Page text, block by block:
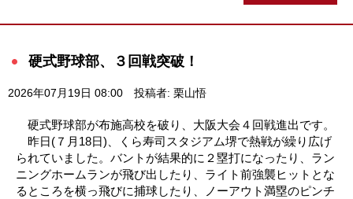
硬式野球部、３回戦突破！
2026年07月19日 08:00 投稿者: 栗山悟
硬式野球部が布施高校を破り、大阪大会４回戦進出です。
昨日(７月18日)、くら寿司スタジアム堺で熱戦が繰り広げ
られていました。バントが結果的に２塁打になったり、ラン
ニングホームランが飛び出したり、ライト前強襲ヒットとな
るところを横っ飛びに捕球したり、ノーアウト満塁のピンチ